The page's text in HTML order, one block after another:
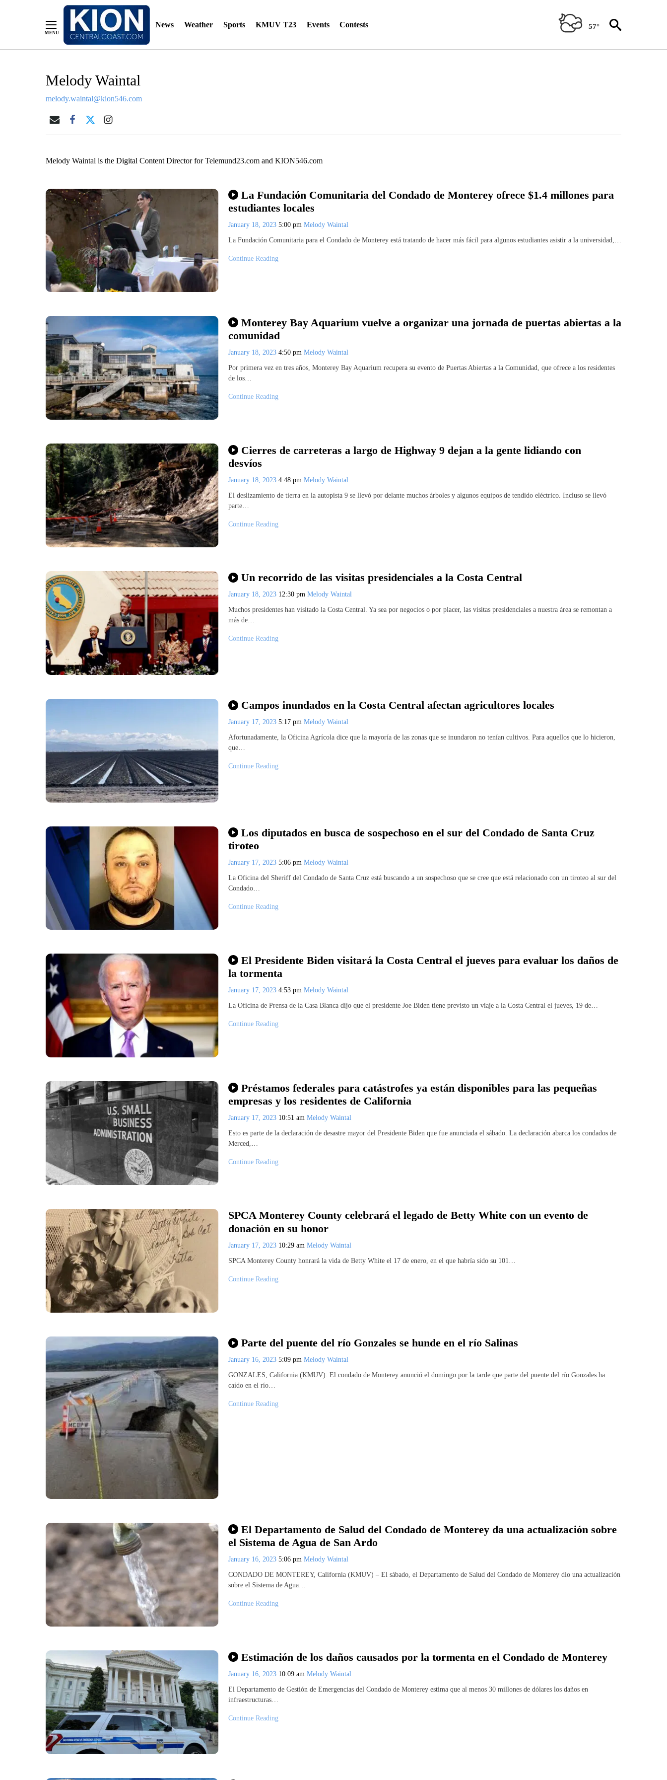
News Weather Sports KMUV T23 Events Contests 57°
Melody Waintal
melody.waintal@kion546.com
Melody Waintal is the Digital Content Director for Telemund23.com and KION546.com
La Fundación Comunitaria del Condado de Monterey ofrece $1.4 millones para
estudiantes locales
January 18, 2023 5:00 pm Melody Waintal
La Fundación Comunitaria para el Condado de Monterey está tratando de hacer más fácil para algunos estudiantes asistir a la universidad,…
Continue Reading
Monterey Bay Aquarium vuelve a organizar una jornada de puertas abiertas a la
comunidad
January 18, 2023 4:50 pm Melody Waintal
Por primera vez en tres años, Monterey Bay Aquarium recupera su evento de Puertas Abiertas a la Comunidad, que ofrece a los residentes
de los…
Continue Reading
Cierres de carreteras a largo de Highway 9 dejan a la gente lidiando con
desvíos
January 18, 2023 4:48 pm Melody Waintal
El deslizamiento de tierra en la autopista 9 se llevó por delante muchos árboles y algunos equipos de tendido eléctrico. Incluso se llevó
parte…
Continue Reading
Un recorrido de las visitas presidenciales a la Costa Central
January 18, 2023 12:30 pm Melody Waintal
Muchos presidentes han visitado la Costa Central. Ya sea por negocios o por placer, las visitas presidenciales a nuestra área se remontan a
más de…
Continue Reading
Campos inundados en la Costa Central afectan agricultores locales
January 17, 2023 5:17 pm Melody Waintal
Afortunadamente, la Oficina Agrícola dice que la mayoría de las zonas que se inundaron no tenían cultivos. Para aquellos que lo hicieron,
que…
Continue Reading
Los diputados en busca de sospechoso en el sur del Condado de Santa Cruz
tiroteo
January 17, 2023 5:06 pm Melody Waintal
La Oficina del Sheriff del Condado de Santa Cruz está buscando a un sospechoso que se cree que está relacionado con un tiroteo al sur del
Condado…
Continue Reading
El Presidente Biden visitará la Costa Central el jueves para evaluar los daños de
la tormenta
January 17, 2023 4:53 pm Melody Waintal
La Oficina de Prensa de la Casa Blanca dijo que el presidente Joe Biden tiene previsto un viaje a la Costa Central el jueves, 19 de…
Continue Reading
Préstamos federales para catástrofes ya están disponibles para las pequeñas
empresas y los residentes de California
January 17, 2023 10:51 am Melody Waintal
Esto es parte de la declaración de desastre mayor del Presidente Biden que fue anunciada el sábado. La declaración abarca los condados de
Merced,…
Continue Reading
SPCA Monterey County celebrará el legado de Betty White con un evento de
donación en su honor
January 17, 2023 10:29 am Melody Waintal
SPCA Monterey County honrará la vida de Betty White el 17 de enero, en el que habría sido su 101…
Continue Reading
Parte del puente del río Gonzales se hunde en el río Salinas
January 16, 2023 5:09 pm Melody Waintal
GONZALES, California (KMUV): El condado de Monterey anunció el domingo por la tarde que parte del puente del río Gonzales ha
caído en el río…
Continue Reading
El Departamento de Salud del Condado de Monterey da una actualización sobre
el Sistema de Agua de San Ardo
January 16, 2023 5:06 pm Melody Waintal
CONDADO DE MONTEREY, California (KMUV) – El sábado, el Departamento de Salud del Condado de Monterey dio una actualización
sobre el Sistema de Agua…
Continue Reading
Estimación de los daños causados por la tormenta en el Condado de Monterey
January 16, 2023 10:09 am Melody Waintal
El Departamento de Gestión de Emergencias del Condado de Monterey estima que al menos 30 millones de dólares los daños en
infraestructuras…
Continue Reading